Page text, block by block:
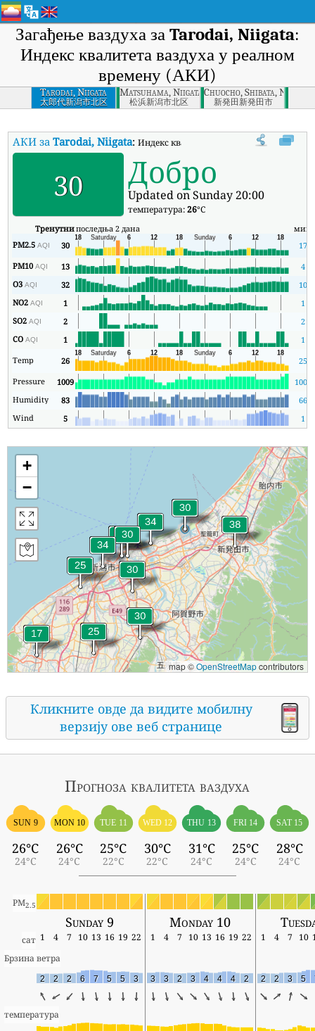
Загађење ваздуха за Tarodai, Niigata:
Индекс квалитета ваздуха у реалном
времену (АКИ)
Tarodai, Niigata
太郎代新潟市北区
Matsuhama, Niigata-ken
松浜新潟市北区
Chuocho, Shibata, Niigata
新発田新発田市
АКИ заTarodai, Niigata:Индекс квалитета ваздуха (АКИ)
30 Добро
Updated on Sunday 20:00
температура:26°C
Тренутнипоследња 2 дана мин
PM2.5AQI 30
17
PM10AQI 13
4
O3AQI 32
10
NO2AQI 1
1
SO2AQI 2
2
COAQI 1
1
Temp
26
25
Pressure
1009 1005
Humidity
83
66
Wind
5 1
+
−
map ©OpenStreetMapcontributors
Кликните овде да видите мобилну
верзију ове веб странице
Прогноза квалитета ваздуха
SUN 9
26°C
24°C
MON 10
26°C
24°C
TUE 11
25°C
22°C
WED 12
30°C
22°C
THU 13
31°C
24°C
FRI 14
25°C
24°C
SAT 15
28°C
24°C
PM2.5
Sunday 9 Monday 10
сат 1 4 7 10 13 16 19 22 1 4 7 10 13 16 19 22 1 4 7 10
Брзина ветра
2 2 2 6 7 5 5 3 3 3 2 3 4 4 4 2 2 2 3 5
температура